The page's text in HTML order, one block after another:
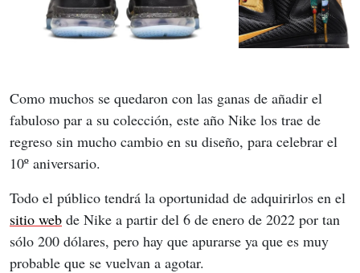
Como muchos se quedaron con las ganas de añadir el
fabuloso par a su colección, este año Nike los trae de
regreso sin mucho cambio en su diseño, para celebrar el
10º aniversario.
Todo el público tendrá la oportunidad de adquirirlos en el
sitio web de Nike a partir del 6 de enero de 2022 por tan
sólo 200 dólares, pero hay que apurarse ya que es muy
probable que se vuelvan a agotar.